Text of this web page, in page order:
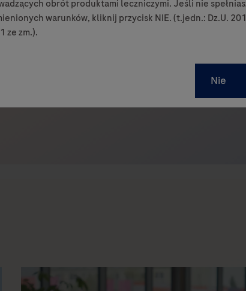
obrót produktami leczniczymi. Jeśli nie
warunków, kliknij przycisk NIE. (t.jedn.: Dz.U.
ze zm.).
(krowalimab) — pierwszy podskórny
dane z badań COMMODORE
podawania co cztery tygodnie wraz z
dotyczące stosowania leku zarówno w